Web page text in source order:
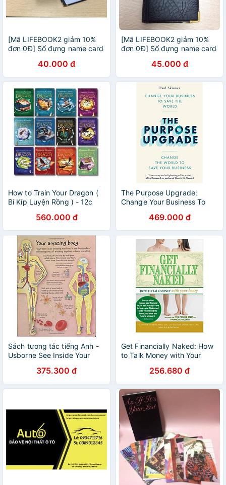
[Mã LIFEBOOK2 giảm 10%
đơn 0Đ] Sổ đựng name card
40.000 đ
[Mã LIFEBOOK2 giảm 10%
đơn 0Đ] Sổ đựng name card
45.000 đ
How to Train Your Dragon (
Bí Kíp Luyện Rồng ) - 12c
560.000 đ
The Purpose Upgrade:
Change Your Business To
469.000 đ
Sách tương tác tiếng Anh -
Usborne See Inside Your
375.300 đ
Get Financially Naked: How
to Talk Money with Your
256.680 đ